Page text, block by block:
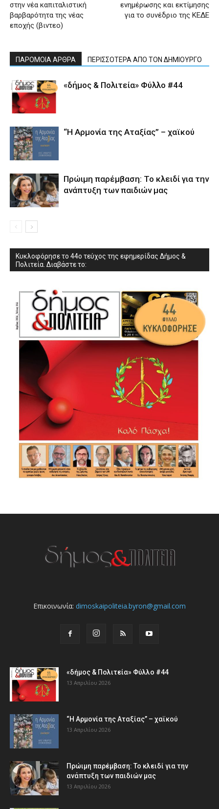
στην νέα καπιταλιστική
βαρβαρότητα της νέας
εποχής (βιντεο)
ενημέρωσης και εκτίμησης
για το συνέδριο της ΚΕΔΕ
ΠΑΡΟΜΟΙΑ ΑΡΘΡΑ ΠΕΡΙΣΣΟΤΕΡΑ ΑΠΟ ΤΟΝ ΔΗΜΙΟΥΡΓΟ
«δήμος & Πολιτεία» Φύλλο #44
“Η Αρμονία της Αταξίας” – χαϊκού
Πρώιμη παρέμβαση: Το κλειδί για την
ανάπτυξη των παιδιών µας
Κυκλοφόρησε το 44ο τεύχος της εφημερίδας Δήμος &
Πολιτεία. Διαβάστε το:
Επικοινωνία: dimoskaipoliteia.byron@gmail.com
«δήμος & Πολιτεία» Φύλλο #44
13 Απριλίου 2026
“Η Αρμονία της Αταξίας” – χαϊκού
13 Απριλίου 2026
Πρώιμη παρέμβαση: Το κλειδί για την
ανάπτυξη των παιδιών µας
13 Απριλίου 2026